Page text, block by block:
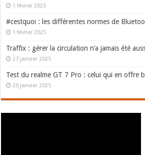
1 février 2025
#cestquoi : les différentes normes de
1 février 2025
Traffix : gérer la circulation n’a jamais été
27 janvier 2025
Test du realme GT 7 Pro : celui qui en offre
20 janvier 2025